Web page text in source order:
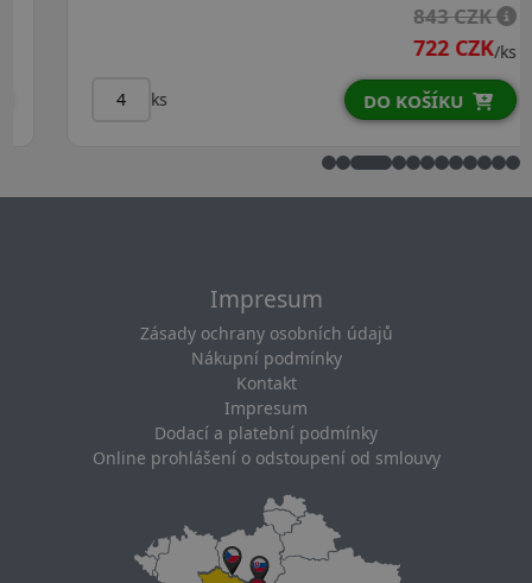
843 CZK
722 CZK /ks
ks DO KOŠÍKU
Impresum
Zásady ochrany osobních údajů
Nákupní podmínky
Kontakt
Impresum
Dodací a platební podmínky
Online prohlášení o odstoupení od smlouvy